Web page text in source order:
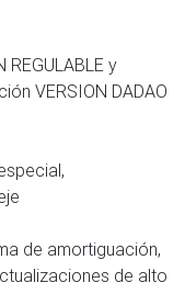
REGULABLE y
VERSION DADAO
de amortiguación,
de alto